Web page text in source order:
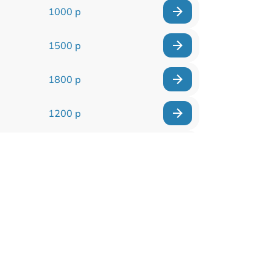
1000 р
1500 р
1800 р
1200 р